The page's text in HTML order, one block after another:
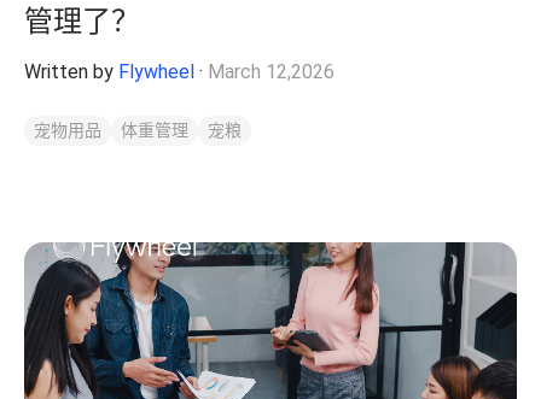
管理了？
Written by Flywheel · March 12,2026
宠物用品 体重管理 宠粮